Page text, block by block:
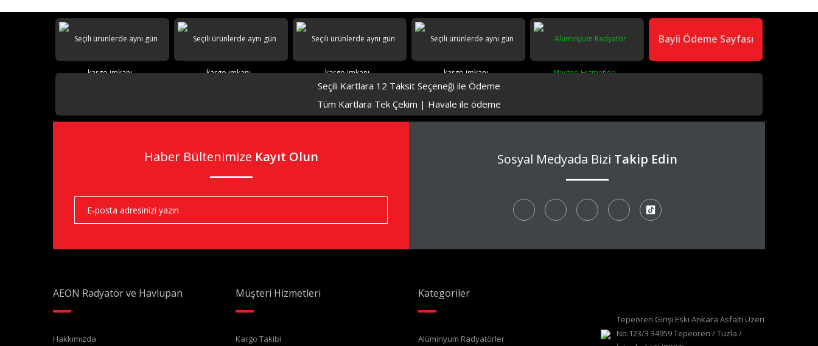
GÜVENLİ ÖDEME GÜVENLİ ALIŞVERİŞ
Bayii Ödeme Sayfası
Seçili Kartlara 12 Taksit Seçeneği ile Ödeme
Tüm Kartlara Tek Çekim | Havale ile ödeme
Haber Bültenimize Kayıt Olun Sosyal Medyada Bizi Takip Edin
AEON Radyatör ve Havlupan
Hakkımızda
Müşteri Hizmetleri
Kargo Takibi
Kategoriler
Alüminyum Radyatörler
Tepeören Girişi Eski Ankara Asfaltı Üzeri
No:123/3 34959 Tepeören / Tuzla /